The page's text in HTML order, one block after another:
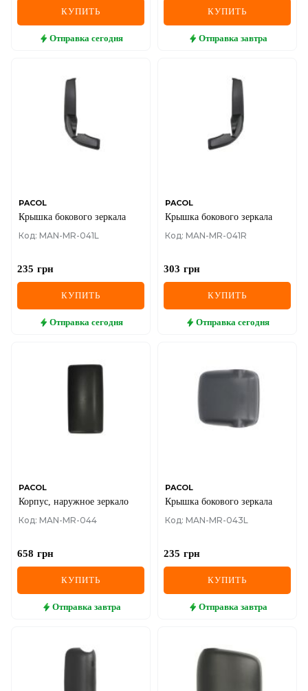
КУПИТЬ
Отправка сегодня
КУПИТЬ
Отправка завтра
PACOL
Крышка бокового зеркала
Код: MAN-MR-041L
235 грн
КУПИТЬ
Отправка сегодня
PACOL
Крышка бокового зеркала
Код: MAN-MR-041R
303 грн
КУПИТЬ
Отправка сегодня
PACOL
Корпус, наружное зеркало
Код: MAN-MR-044
658 грн
КУПИТЬ
Отправка завтра
PACOL
Крышка бокового зеркала
Код: MAN-MR-043L
235 грн
КУПИТЬ
Отправка завтра